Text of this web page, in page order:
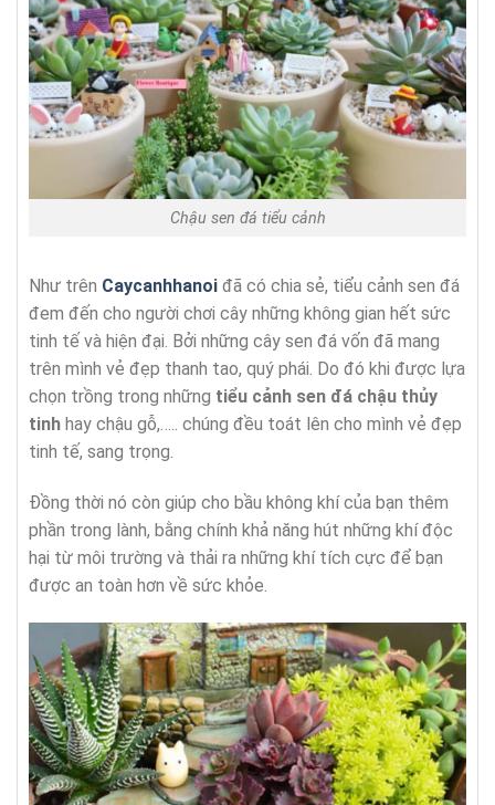
Chậu sen đá tiểu cảnh
Như trên Caycanhhanoi đã có chia sẻ, tiểu cảnh sen đá
đem đến cho người chơi cây những không gian hết sức
tinh tế và hiện đại. Bởi những cây sen đá vốn đã mang
trên mình vẻ đẹp thanh tao, quý phái. Do đó khi được lựa
chọn trồng trong những tiểu cảnh sen đá chậu thủy
tinh hay chậu gỗ,….. chúng đều toát lên cho mình vẻ đẹp
tinh tế, sang trọng.
Đồng thời nó còn giúp cho bầu không khí của bạn thêm
phần trong lành, bằng chính khả năng hút những khí độc
hại từ môi trường và thải ra những khí tích cực để bạn
được an toàn hơn về sức khỏe.